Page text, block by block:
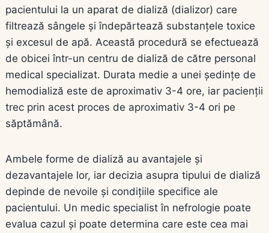
pacientului la un aparat de dializă (dializor) care
filtrează sângele și îndepărtează substanțele toxice
și excesul de apă. Această procedură se efectuează
de obicei într-un centru de dializă de către personal
medical specializat. Durata medie a unei ședințe de
hemodializă este de aproximativ 3-4 ore, iar pacienții
trec prin acest proces de aproximativ 3-4 ori pe
săptămână.
Ambele forme de dializă au avantajele și
dezavantajele lor, iar decizia asupra tipului de dializă
depinde de nevoile și condițiile specifice ale
pacientului. Un medic specialist în nefrologie poate
evalua cazul și poate determina care este cea mai